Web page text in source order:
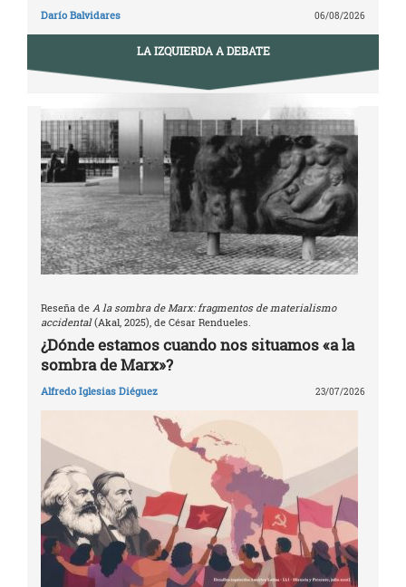
Darío Balvidares 06/08/2026
LA IZQUIERDA A DEBATE
Reseña de A la sombra de Marx: fragmentos de materialismo
accidental(Akal, 2025), de César Rendueles.
¿Dónde estamos cuando nos situamos «a la
sombra de Marx»?
Alfredo Iglesias Diéguez 23/07/2026